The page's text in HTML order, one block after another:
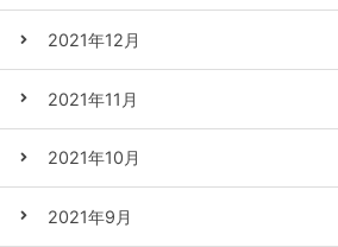
2021年12月
2021年11月
2021年10月
2021年9月